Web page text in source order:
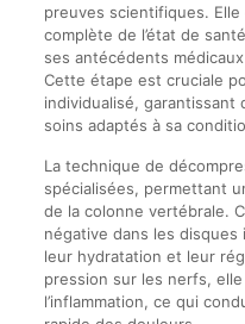
preuves scientifiques.
complète de l’état de
ses antécédents
Cette étape est cruciale
individualisé,
soins adaptés à sa
La technique de
spécialisées, permettant
de la colonne vertébrale.
négative dans les
leur hydratation et leur
pression sur les nerfs,
l’inflammation, ce qui